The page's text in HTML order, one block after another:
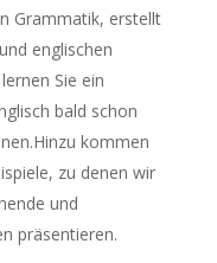
Grammatik, erstellt
englischen
Sie ein
bald schon
kommen
zu denen wir
und
präsentieren.